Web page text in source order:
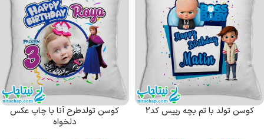
کوسن تولد با تم بچه رییس کد2
کوسن تولدطرح آنا با چاپ عکس
دلخواه